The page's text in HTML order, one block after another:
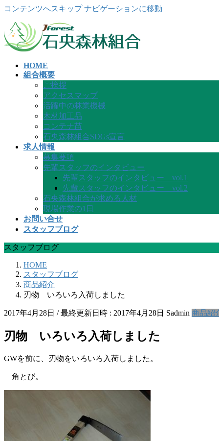
コンテンツへスキップ ナビゲーションに移動
HOME
組合概要
ご挨拶
アクセスマップ
活躍中の林業機械
木材加工品
コンテナ苗
石央森林組合SDGs宣言
求人情報
募集要項
先輩スタッフのインタビュー
先輩スタッフのインタビュー vol.1
先輩スタッフのインタビュー vol.2
石央森林組合が求める人材
現場作業の1日
お問い合せ
スタッフブログ
スタッフブログ
HOME
スタッフブログ
商品紹介
刃物 いろいろ入荷しました
2017年4月28日 / 最終更新日時 : 2017年4月28日 Sadmin 商品紹
刃物 いろいろ入荷しました
GWを前に、刃物をいろいろ入荷しました。
角とび。